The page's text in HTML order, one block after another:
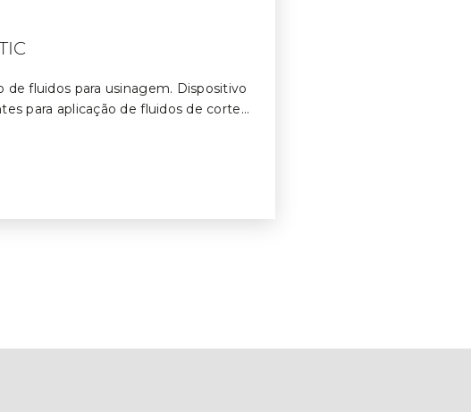
fluidos para usinagem. Dispositivo
para aplicação de fluidos de corte